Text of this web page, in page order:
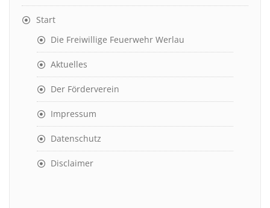
Start
Die Freiwillige Feuerwehr Werlau
Aktuelles
Der Förderverein
Impressum
Datenschutz
Disclaimer